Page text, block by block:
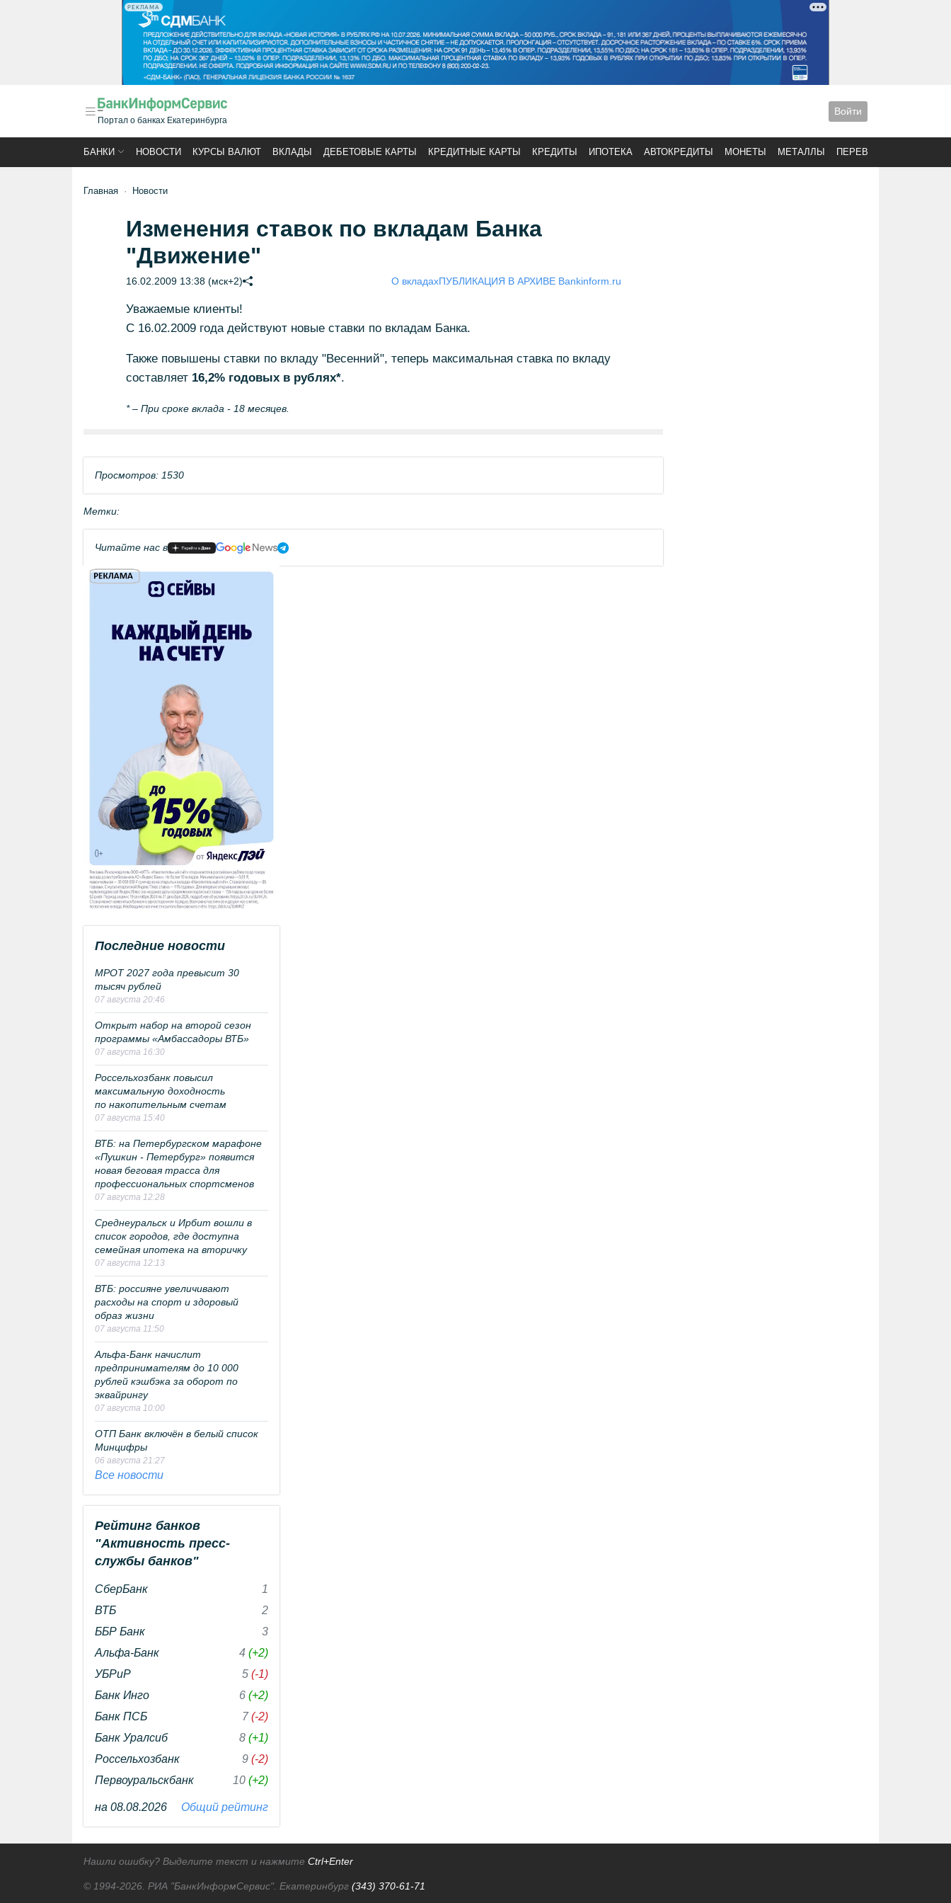
РЕКЛАМА
Портал о банках Екатеринбурга
Войти
БАНКИ НОВОСТИ КУРСЫ ВАЛЮТ ВКЛАДЫ ДЕБЕТОВЫЕ КАРТЫ КРЕДИТНЫЕ КАРТЫ КРЕДИТЫ ИПОТЕКА АВТОКРЕДИТЫ МОНЕТЫ МЕТАЛЛЫ ПЕРЕВОДЫ
Главная Новости
Изменения ставок по вкладам Банка
"Движение"
16.02.2009 13:38 (мск+2) О вкладахПУБЛИКАЦИЯ В АРХИВЕ Bankinform.ru
Уважаемые клиенты!
С 16.02.2009 года действуют новые ставки по вкладам Банка.
Также повышены ставки по вкладу "Весенний", теперь максимальная ставка по вкладу
составляет 16,2% годовых в рублях*.
* – При сроке вклада - 18 месяцев.
Просмотров: 1530
Метки:
Читайте нас в
Последние новости
МРОТ 2027 года превысит 30
тысяч рублей
07 августа 20:46
Открыт набор на второй сезон
программы «Амбассадоры ВТБ»
07 августа 16:30
Россельхозбанк повысил
максимальную доходность
по накопительным счетам
07 августа 15:40
ВТБ: на Петербургском марафоне
«Пушкин - Петербург» появится
новая беговая трасса для
профессиональных спортсменов
07 августа 12:28
Среднеуральск и Ирбит вошли в
список городов, где доступна
семейная ипотека на вторичку
07 августа 12:13
ВТБ: россияне увеличивают
расходы на спорт и здоровый
образ жизни
07 августа 11:50
Альфа-Банк начислит
предпринимателям до 10 000
рублей кэшбэка за оборот по
эквайрингу
07 августа 10:00
ОТП Банк включён в белый список
Минцифры
06 августа 21:27
Все новости
Рейтинг банков
"Активность пресс-
службы банков"
СберБанк
1
ВТБ
2
ББР Банк
3
Альфа-Банк
4 (+2)
УБРиР
5 (-1)
Банк Инго
6 (+2)
Банк ПСБ
7(-2)
Банк Уралсиб
8 (+1)
Россельхозбанк
9 (-2)
Первоуральскбанк
10 (+2)
на 08.08.2026 Общий рейтинг
Нашли ошибку? Выделите текст и нажмите Ctrl+Enter
© 1994-2026. РИА "БанкИнформСервис". Екатеринбург (343) 370-61-71